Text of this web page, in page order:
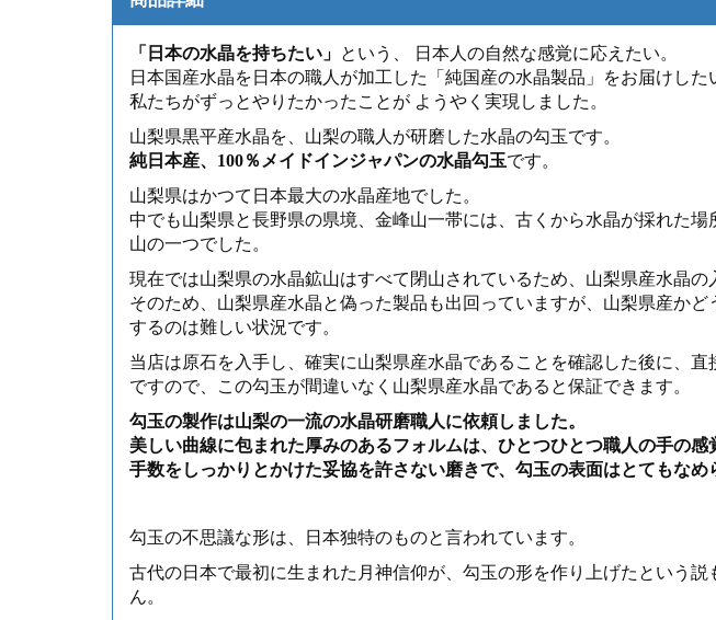
「日本の水晶を持ちたい」 という、 日本人の自然な感覚に応えたい。
日本国産水晶を日本の職人が加工した「純国産の水晶製品」をお届けした
私たちがずっとやりたかったことが ようやく実現しました。
山梨県黒平産水晶を、山梨の職人が研磨した水晶の勾玉です。
純日本産、100％メイドインジャパンの水晶勾玉です。
山梨県はかつて日本最大の水晶産地でした。
中でも山梨県と長野県の県境、金峰山一帯には、古くから水晶が採れた
山の一つでした。
現在では山梨県の水晶鉱山はすべて閉山されているため、山梨県産水晶の
そのため、山梨県産水晶と偽った製品も出回っていますが、山梨県産か
するのは難しい状況です。
当店は原石を入手し、確実に山梨県産水晶であることを確認した後に、直
ですので、この勾玉が間違いなく山梨県産水晶であると保証できます。
勾玉の製作は山梨の一流の水晶研磨職人に依頼しました。
美しい曲線に包まれた厚みのあるフォルムは、ひとつひとつ職人の手の感
手数をしっかりとかけた妥協を許さない磨きで、勾玉の表面はとてもなめ
勾玉の不思議な形は、日本独特のものと言われています。
古代の日本で最初に生まれた月神信仰が、勾玉の形を作り上げたという
ん。